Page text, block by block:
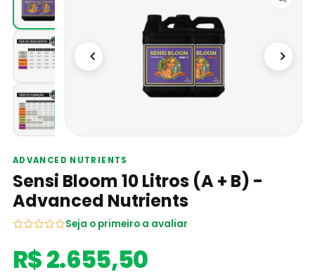
ADVANCED NUTRIENTS
Sensi Bloom 10 Litros (A + B) -
Advanced Nutrients
Seja o primeiro a avaliar
R$ 2.655,50